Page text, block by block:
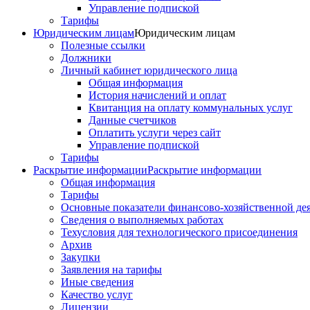
Управление подпиской
Тарифы
Юридическим лицамЮридическим лицам
Полезные ссылки
Должники
Личный кабинет юридического лица
Общая информация
История начислений и оплат
Квитанция на оплату коммунальных услуг
Данные счетчиков
Оплатить услуги через сайт
Управление подпиской
Тарифы
Раскрытие информацииРаскрытие информации
Общая информация
Тарифы
Основные показатели финансово-хозяйственной
Сведения о выполняемых работах
Техусловия для технологического присоединения
Архив
Закупки
Заявления на тарифы
Иные сведения
Качество услуг
Лицензии